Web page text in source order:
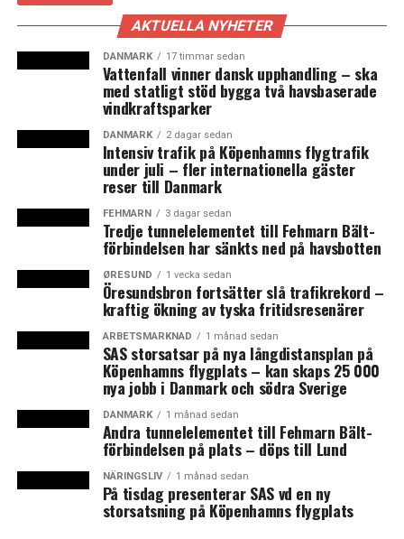
långvariga effekter på arbetskraftsutbudet i Danmark.
(News Øresund)
Danska regeringen vill införa upp till två års tvingande
värnplikt för vissa – men elva månader kommer gälla för
de flesta
Konjunkturen i Öresund: sysselsättningen stiger
väntat
AKTUELLA NYHETER
DANMARK 17 timmar sedan
Vattenfall vinner dansk upphandling – ska
med statligt stöd bygga två havsbaserade
vindkraftsparker
DANMARK 2 dagar sedan
Intensiv trafik på Köpenhamns flygtrafik
under juli – fler internationella gäster
reser till Danmark
FEHMARN 3 dagar sedan
Tredje tunnelelementet till Fehmarn Bält-
förbindelsen har sänkts ned på havsbotten
ØRESUND 1 vecka sedan
Öresundsbron fortsätter slå trafikrekord –
kraftig ökning av tyska fritidsresenärer
ARBETSMARKNAD 1 månad sedan
SAS storsatsar på nya långdistansplan på
Köpenhamns flygplats – kan skaps 25 000
nya jobb i Danmark och södra Sverige
DANMARK 1 månad sedan
Andra tunnelelementet till Fehmarn Bält-
förbindelsen på plats – döps till Lund
NÄRINGSLIV 1 månad sedan
På tisdag presenterar SAS vd en ny
storsatsning på Köpenhamns flygplats